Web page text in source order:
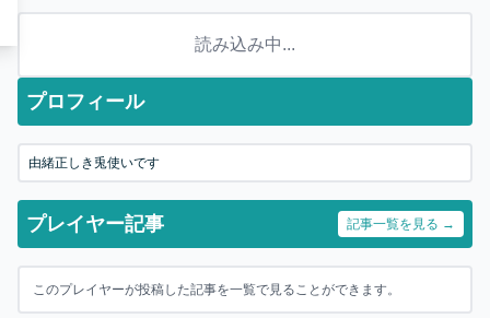
読み込み中...
プロフィール
由緒正しき兎使いです
プレイヤー記事 記事一覧を見る →
このプレイヤーが投稿した記事を一覧で見ることができます。